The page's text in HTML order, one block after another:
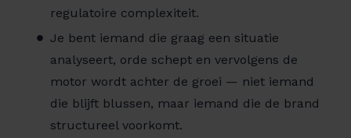
regulatoire complexiteit.
Je bent iemand die graag een situatie
analyseert, orde schept en vervolgens de
motor wordt achter de groei — niet iemand
die blijft blussen, maar iemand die de brand
structureel voorkomt.